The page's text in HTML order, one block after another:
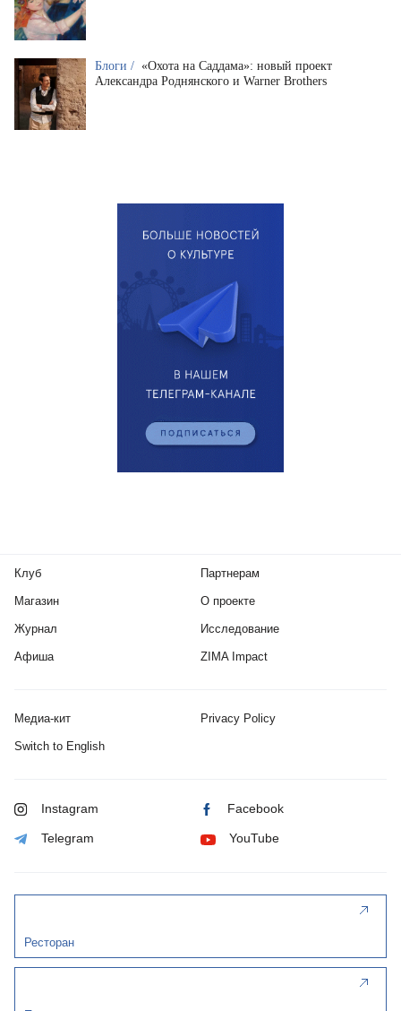
Блоги / «Охота на Саддама»: новый проект
Александра Роднянского и Warner Brothers
Клуб
Магазин
Журнал
Афиша
Партнерам
О проекте
Исследование
ZIMA Impact
Медиа-кит Privacy Policy
Switch to English
Instagram Facebook
Telegram YouTube
Ресторан